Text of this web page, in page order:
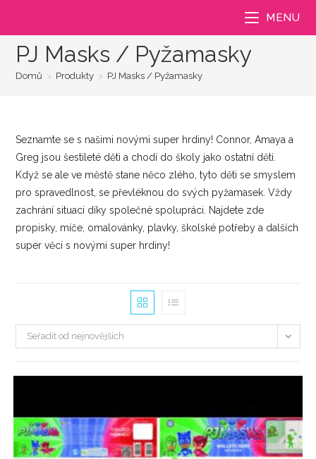
MENU
PJ Masks / Pyžamasky
Domů > Produkty > PJ Masks / Pyžamasky
Seznamte se s našimi novými super hrdiny! Connor, Amaya a
Greg jsou šestileté děti a chodí do školy jako ostatní děti.
Když se ale ve městě stane něco zlého, tyto děti se smyslem
pro spravedlnost, se převléknou do svých pyžamasek. Vždy
zachrání situaci díky společné spolupráci. Najdete zde
propisky, míče, omalovánky, plavky, školské potřeby a dalších
super věcí s novými super hrdiny!
Seřadit od nejnovějších